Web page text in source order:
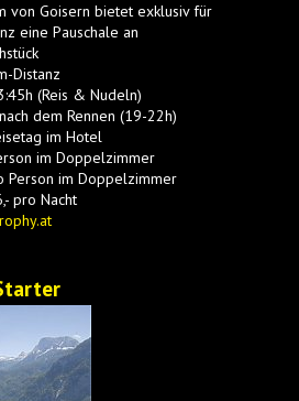
von Goisern bietet exklusiv für
eine Pauschale an
Distanz
(Reis & Nudeln)
dem Rennen (19-22h)
im Hotel
im Doppelzimmer
Person im Doppelzimmer
pro Nacht